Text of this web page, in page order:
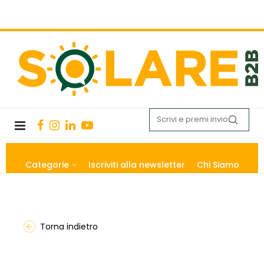
Categorie Iscriviti alla newsletter Chi Siamo
Torna indietro